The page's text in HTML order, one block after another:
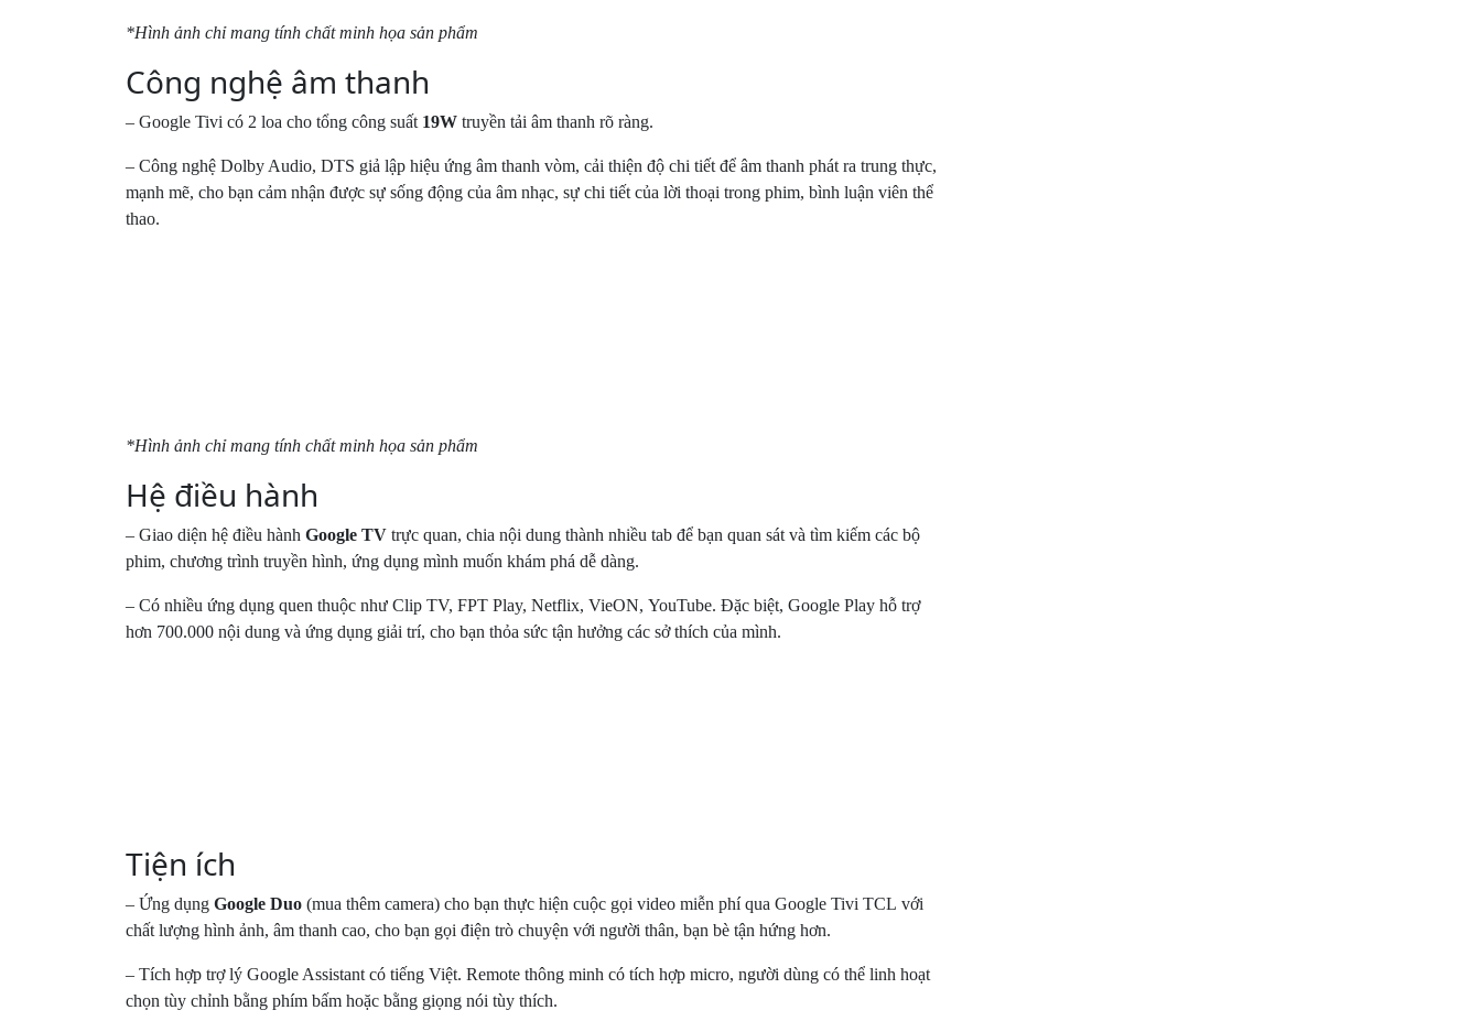
thức chất lượng hình ảnh cao nhất có thể.
– Chế độ Game Mode
khi sử dụng giúp tối ưu đồ họa đến độ trễ nguồn vào để các chuyển cảnh trong game mượt,
hình ảnh nét đẹp, chơi game trên tivi thêm thú vị, hấp dẫn hơn.
– Công nghệ Dolby Audio, DTS giả lập hiệu ứng âm thanh vòm, cải thiện độ chi tiết để âm thanh phát ra trung thực,
mạnh mẽ, cho bạn cảm nhận được sự sống động của âm nhạc, sự chi tiết của lời thoại trong phim, bình luận viên thể
thao.